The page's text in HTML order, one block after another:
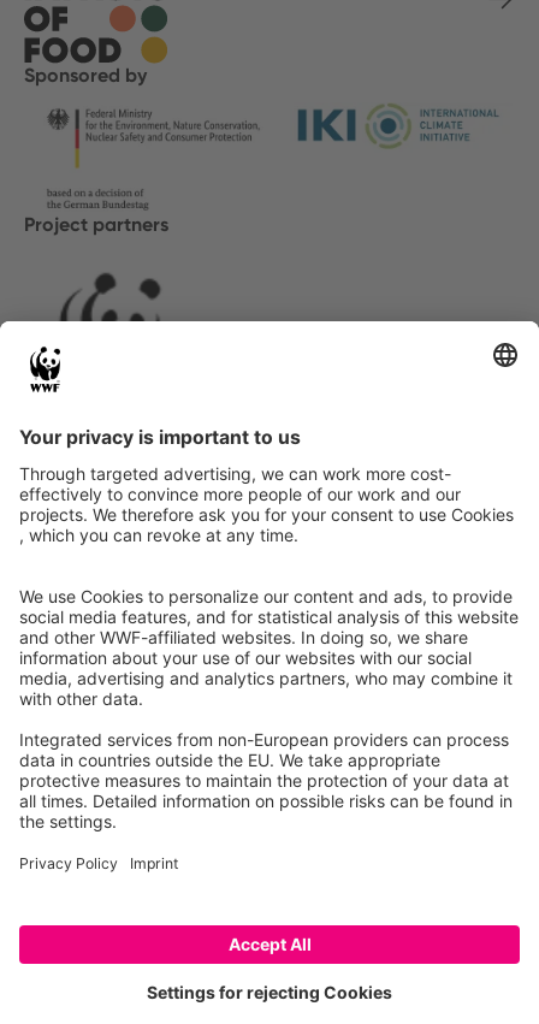
Sponsored by
Project partners
© Food ImpactsLegal notice
InstagramFacebookXLinkedIn
โปรดทราบ: นี่คือโพรโทไทป์ที่แสดงเฉพาะรายการผลิตภัณฑ์บาง
ส่วนเท่านั้น ฟีเจอร์บางอย่างยังไม่ได้รับการพัฒนาอย่างสมบูรณ์
(เช่น ค่าทางโภชนาการ สมมติฐานทางระเบียบวิธี ความพร้อม